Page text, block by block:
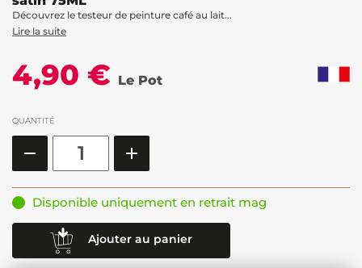
Découvrez le testeur de peinture café au lait...
Lire la suite
4,90 € Le Pot
QUANTITÉ
Disponible uniquement en retrait mag
Ajouter au panier